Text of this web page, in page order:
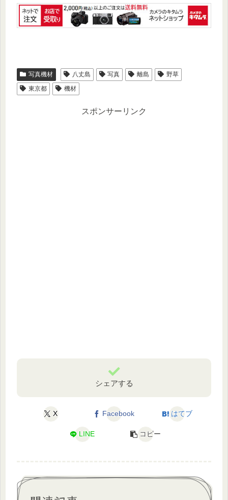
写真機材 八丈島 写真 離島
野草
東京都
機材
スポンサーリンク
シェアする
X Facebook はてブ
LINE コピー